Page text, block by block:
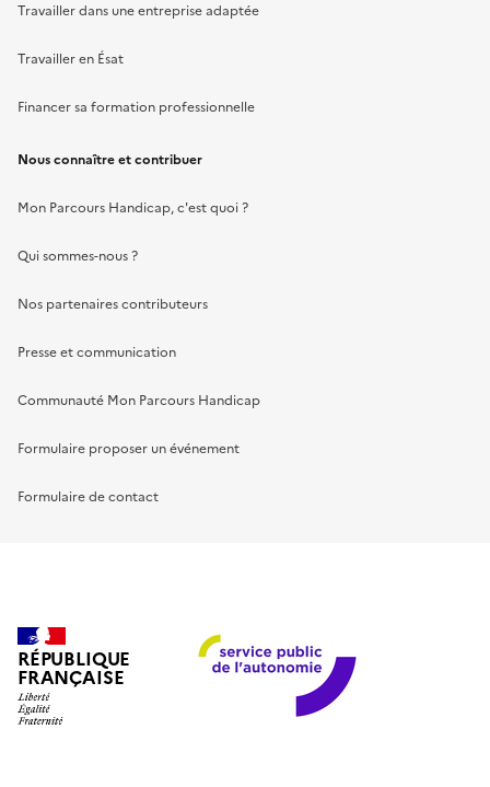
Travailler dans une entreprise adaptée
Travailler en Ésat
Financer sa formation professionnelle
Nous connaître et contribuer
Mon Parcours Handicap, c'est quoi ?
Qui sommes-nous ?
Nos partenaires contributeurs
Presse et communication
Communauté Mon Parcours Handicap
Formulaire proposer un événement
Formulaire de contact
RÉPUBLIQUE
FRANÇAISE